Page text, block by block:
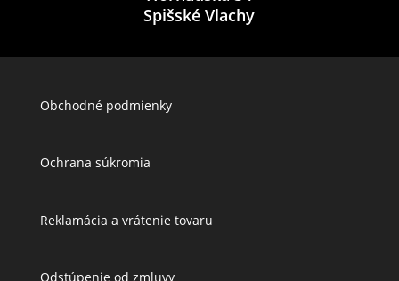
Spišské Vlachy
Obchodné podmienky
Ochrana súkromia
Reklamácia a vrátenie tovaru
Odstúpenie od zmluvy